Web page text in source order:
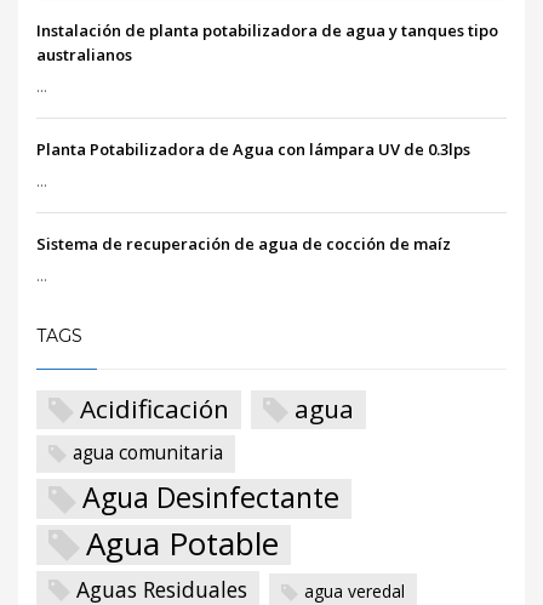
Instalación de planta potabilizadora de agua y tanques tipo
australianos
...
Planta Potabilizadora de Agua con lámpara UV de 0.3lps
...
Sistema de recuperación de agua de cocción de maíz
...
TAGS
Acidificación agua
agua comunitaria
Agua Desinfectante
Agua Potable
Aguas Residuales agua veredal